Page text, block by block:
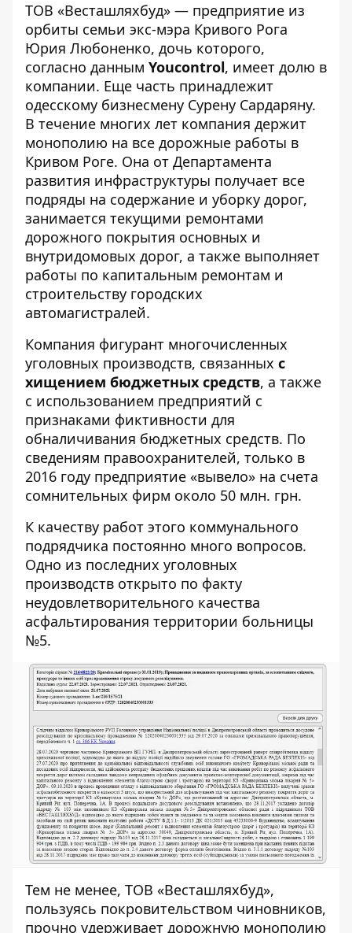
ТОВ «Весташляхбуд» — предприятие из
орбиты семьи экс-мэра Кривого Рога
Юрия Любоненко, дочь которого,
согласно данным Youcontrol, имеет долю в
компании. Еще часть принадлежит
одесскому бизнесмену Сурену Сардаряну.
В течение многих лет компания держит
монополию на все дорожные работы в
Кривом Роге. Она от Департамента
развития инфраструктуры получает все
подряды на содержание и уборку дорог,
занимается текущими ремонтами
дорожного покрытия основных и
внутридомовых дорог, а также выполняет
работы по капитальным ремонтам и
строительству городских
автомагистралей.
Компания фигурант многочисленных
уголовных производств, связанных с
хищением бюджетных средств, а также
с использованием предприятий с
признаками фиктивности для
обналичивания бюджетных средств. По
сведениям правоохранителей, только в
2016 году предприятие «вывело» на счета
сомнительных фирм около 50 млн. грн.
К качеству работ этого коммунального
подрядчика постоянно много вопросов.
Одно из последних уголовных
производств открыто по факту
неудовлетворительного качества
асфальтирования территории больницы
№5.
Тем не менее, ТОВ «Весташляхбуд»,
пользуясь покровительством чиновников,
прочно удерживает дорожную монополию